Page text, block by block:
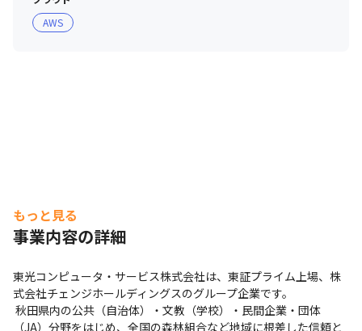
AWS
もっと見る
事業内容の詳細
東光コンピュータ・サービス株式会社は、東証プライム上場、株
式会社チェンジホールディングスのグループ企業です。
（JA）分野をはじめ、全国の森林組合など地域に根差した信頼と